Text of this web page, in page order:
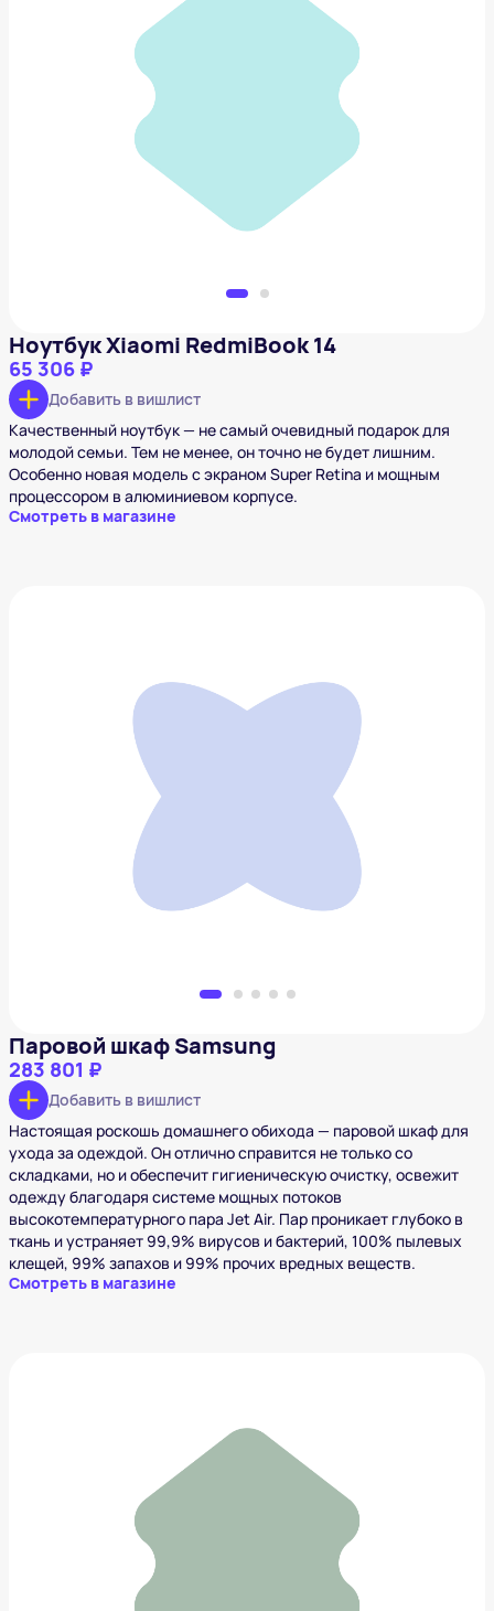
Ноутбук Xiaomi RedmiBook 14
Ноутбук Xiaomi RedmiBook 14
65 306 ₽
Добавить в вишлист
Качественный ноутбук — не самый очевидный подарок для
молодой семьи. Тем не менее, он точно не будет лишним.
Особенно новая модель с экраном Super Retina и мощным
процессором в алюминиевом корпусе.
Смотреть в магазине
Паровой шкаф Samsung
Паровой шкаф Samsung
283 801 ₽
Добавить в вишлист
Настоящая роскошь домашнего обихода — паровой шкаф для
ухода за одеждой. Он отлично справится не только со
складками, но и обеспечит гигиеническую очистку, освежит
одежду благодаря системе мощных потоков
высокотемпературного пара Jet Air. Пар проникает глубоко в
ткань и устраняет 99,9% вирусов и бактерий, 100% пылевых
клещей, 99% запахов и 99% прочих вредных веществ.
Смотреть в магазине